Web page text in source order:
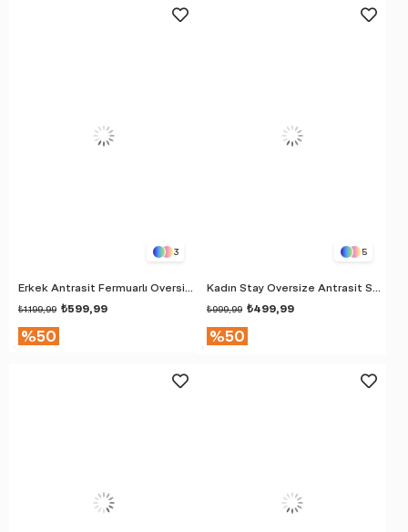
3
Erkek Antrasit Fermuarlı Oversize Sweatshirt
₺599,99
₺1.199,99
%50
5
Kadın Stay Oversize Antrasit Sweatshirt
₺499,99
₺999,99
%50